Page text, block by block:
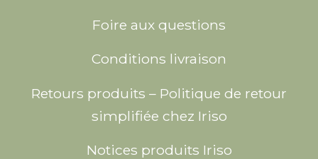
Foire aux questions
Conditions livraison
Retours produits – Politique de retour
simplifiée chez Iriso
Notices produits Iriso